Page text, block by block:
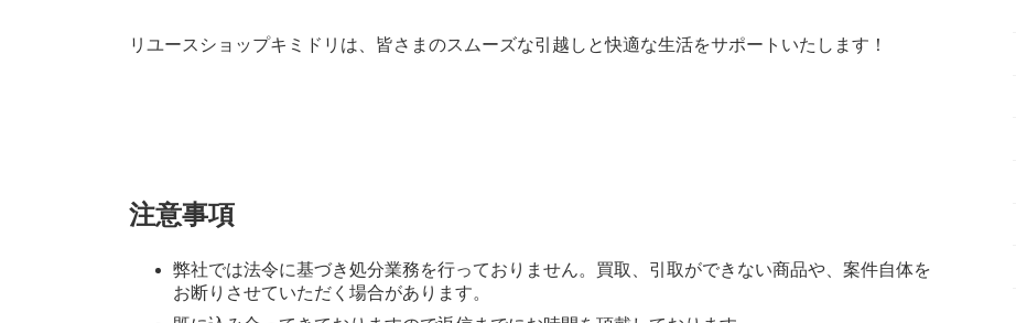
リユースショップキミドリは、皆さまのスムーズな引越しと快適な生活をサポートいたします！
注意事項
弊社では法令に基づき処分業務を行っておりません。買取、引取ができない商品や、案件自体を
お断りさせていただく場合があります。